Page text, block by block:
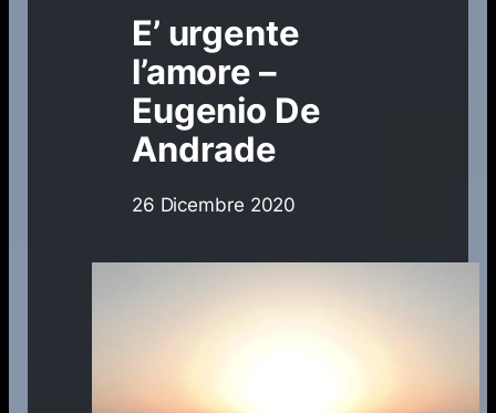
E’ urgente
l’amore –
Eugenio De
Andrade
26 Dicembre 2020